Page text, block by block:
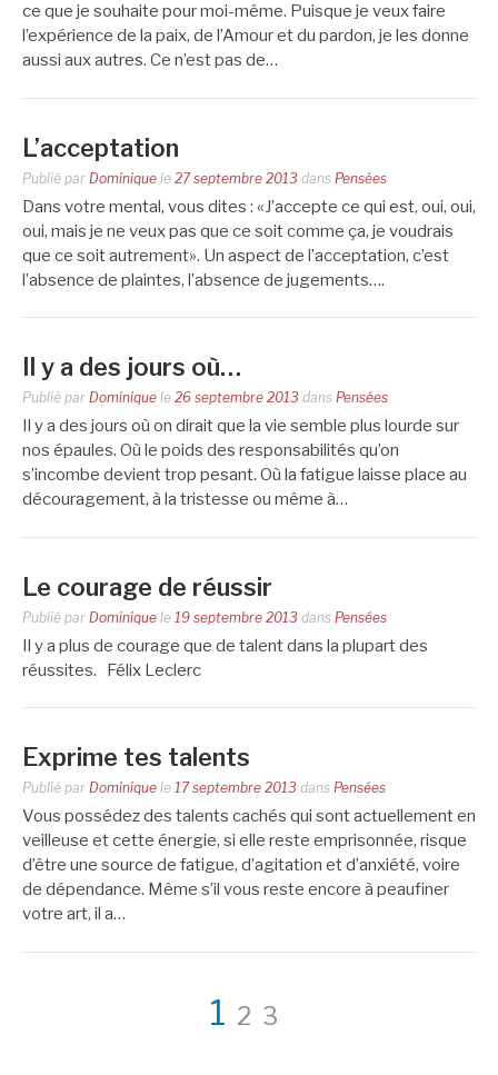
ce que je souhaite pour moi-même. Puisque je veux faire
l’expérience de la paix, de l’Amour et du pardon, je les donne
aussi aux autres. Ce n’est pas de…
L’acceptation
Publié par Dominique le 27 septembre 2013 dans Pensées
Dans votre mental, vous dites : «J’accepte ce qui est, oui, oui,
oui, mais je ne veux pas que ce soit comme ça, je voudrais
que ce soit autrement». Un aspect de l’acceptation, c’est
l’absence de plaintes, l’absence de jugements….
Il y a des jours où…
Publié par Dominique le 26 septembre 2013 dans Pensées
Il y a des jours où on dirait que la vie semble plus lourde sur
nos épaules. Où le poids des responsabilités qu’on
s’incombe devient trop pesant. Où la fatigue laisse place au
découragement, à la tristesse ou même à…
Le courage de réussir
Publié par Dominique le 19 septembre 2013 dans Pensées
Il y a plus de courage que de talent dans la plupart des
réussites. Félix Leclerc
Exprime tes talents
Publié par Dominique le 17 septembre 2013 dans Pensées
Vous possédez des talents cachés qui sont actuellement en
veilleuse et cette énergie, si elle reste emprisonnée, risque
d’être une source de fatigue, d’agitation et d’anxiété, voire
de dépendance. Même s’il vous reste encore à peaufiner
votre art, il a…
Pagination
Page
1 Page
2 Page
3